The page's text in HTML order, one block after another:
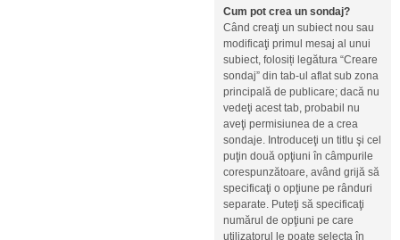
Cum pot crea un sondaj?
Când creaţi un subiect nou sau
modificaţi primul mesaj al unui
subiect, folosiți legătura “Creare
sondaj” din tab-ul aflat sub zona
principală de publicare; dacă nu
vedeţi acest tab, probabil nu
aveţi permisiunea de a crea
sondaje. Introduceţi un titlu şi cel
puţin două opţiuni în câmpurile
corespunzătoare, având grijă să
specificaţi o opţiune pe rânduri
separate. Puteţi să specificaţi
numărul de opţiuni pe care
utilizatorul le poate selecta în